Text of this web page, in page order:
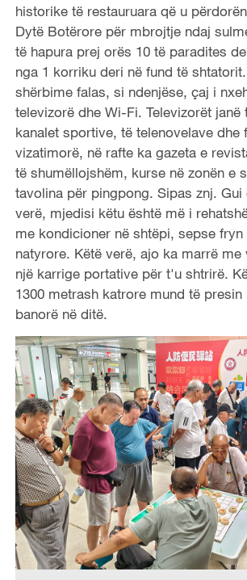
historike të restauruara që u
Dytë Botërore për mbrojtje ndaj
të hapura prej orës 10 të paradites
nga 1 korriku deri në fund të
shërbime falas, si ndenjëse, çaj i
televizorë dhe Wi-Fi. Televizorët janë
kanalet sportive, të telenovelave dhe
vizatimorë, në rafte ka gazeta e
të shumëllojshëm, kurse në zonën e
tavolina për pingpong. Sipas znj. Gui
verë, mjedisi këtu është më i
me kondicioner në shtëpi, sepse fryn
natyrore. Këtë verë, ajo ka marrë me
një karrige portative për t'u shtrirë.
1300 metrash katrore mund të presin
banorë në ditë.